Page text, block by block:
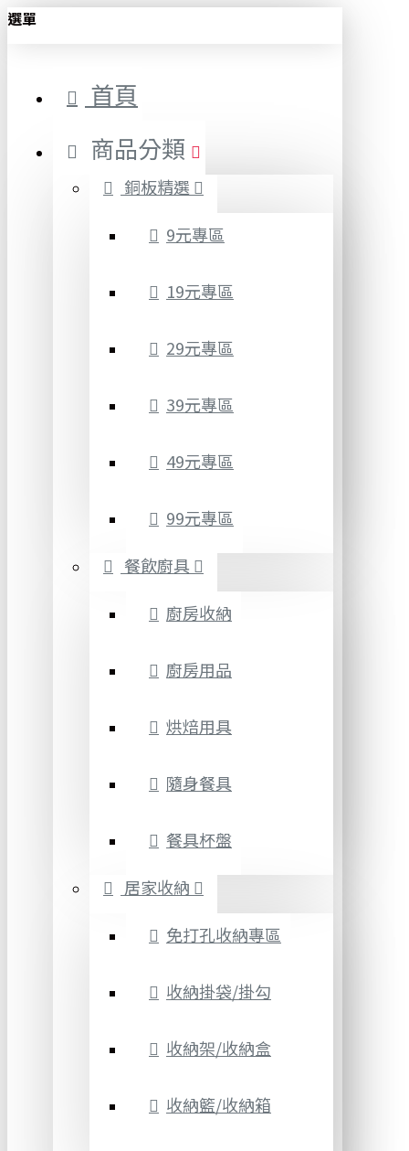
選單
首頁
商品分類
銅板精選
9元專區
19元專區
29元專區
39元專區
49元專區
99元專區
餐飲廚具
廚房收納
廚房用品
烘焙用具
隨身餐具
餐具杯盤
居家收納
免打孔收納專區
收納掛袋/掛勾
收納架/收納盒
收納籃/收納箱